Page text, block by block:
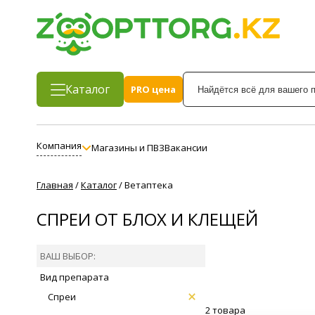
Каталог PRO цена
Компания Магазины и ПВЗВакансии
Главная /Каталог/Ветаптека
СПРЕИ ОТ БЛОХ И КЛЕЩЕЙ
ВАШ ВЫБОР:
Вид препарата
Спреи
2 товара